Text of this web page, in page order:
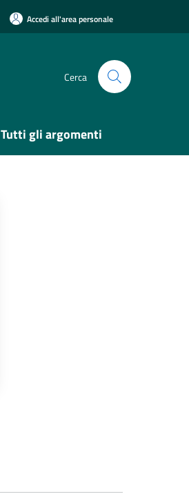
Accedi all'area personale
Cerca
Tutti gli argomenti